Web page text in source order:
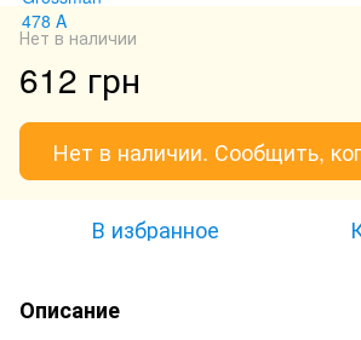
Нет в наличии
612 грн
Нет в наличии. Сообщить,
В избранное
Описание